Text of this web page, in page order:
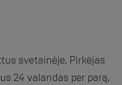
svetainėje, Pirkėjas
24 valandas per parą,